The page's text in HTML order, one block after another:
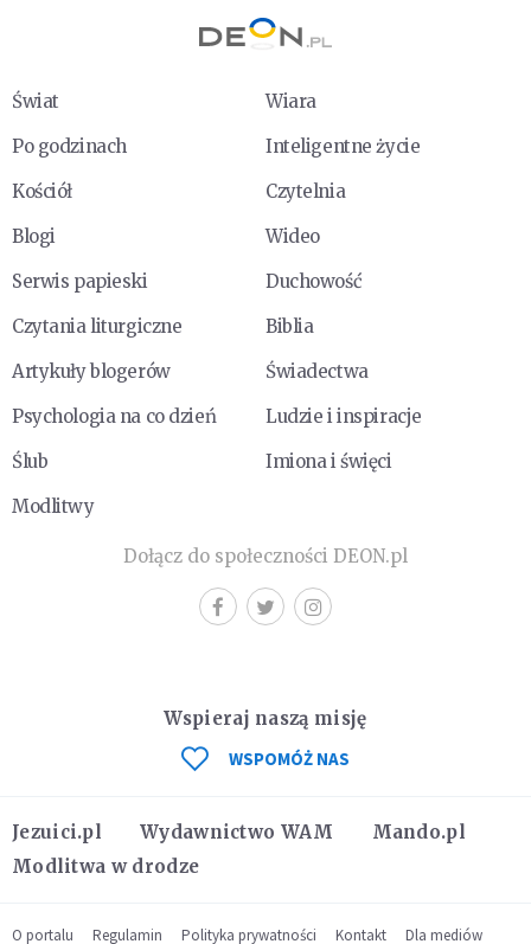
Świat
Wiara
Po godzinach
Inteligentne życie
Kościół
Czytelnia
Blogi
Wideo
Serwis papieski
Duchowość
Czytania liturgiczne
Biblia
Artykuły blogerów
Świadectwa
Psychologia na co dzień
Ludzie i inspiracje
Ślub
Imiona i święci
Modlitwy
Dołącz do społeczności DEON.pl
Jezuici.pl Wydawnictwo WAM
Mando.pl
Modlitwa w drodze
Wspieraj naszą misję
WSPOMÓŻ NAS
O portalu Regulamin Polityka prywatności Kontakt Dla mediów